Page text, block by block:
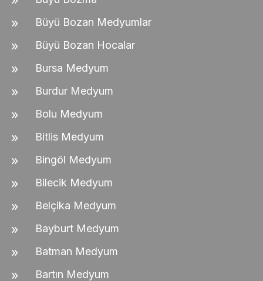
Büyü Bozan Medyumlar
Büyü Bozan Hocalar
Bursa Medyum
Burdur Medyum
Bolu Medyum
Bitlis Medyum
Bingöl Medyum
Bilecik Medyum
Belçika Medyum
Bayburt Medyum
Batman Medyum
Bartın Medyum